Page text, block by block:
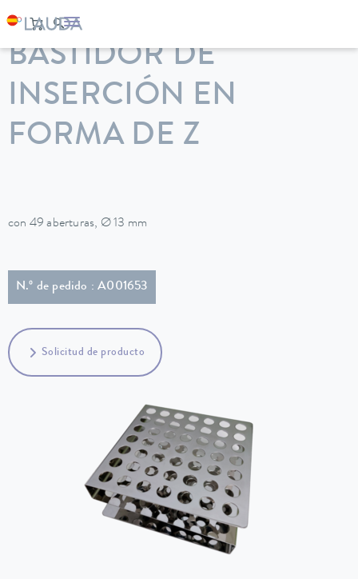
LAUDA Equipos de termorregulación
BASTIDOR DE
INSERCIÓN EN
FORMA DE Z
con 49 aberturas, Ø 13 mm
N.º de pedido : A001653
Solicitud de producto